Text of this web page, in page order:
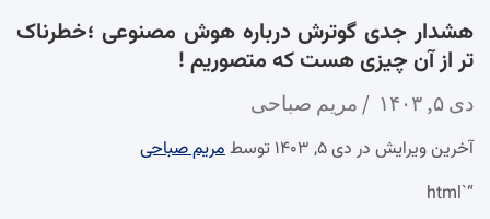
هشدار جدی گوترش درباره هوش مصنوعی ؛خطرناک
تر از آن چیزی هست که متصوریم !
دی ۵, ۱۴۰۳ مریم صباحی
آخرین ویرایش در دی ۵, ۱۴۰۳ توسط
مریم صباحی
“`html